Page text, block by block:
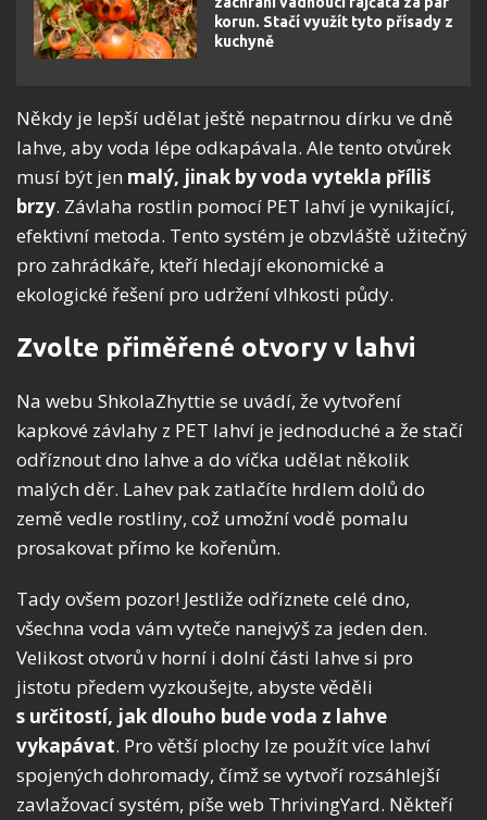
korun. Stačí využít tyto přísady z
kuchyně
Někdy je lepší udělat ještě nepatrnou dírku ve dně
lahve, aby voda lépe odkapávala. Ale tento otvůrek
musí být jen malý, jinak by voda vytekla příliš
brzy. Závlaha rostlin pomocí PET lahví je vynikající,
efektivní metoda. Tento systém je obzvláště užitečný
pro zahrádkáře, kteří hledají ekonomické a
ekologické řešení pro udržení vlhkosti půdy.
Zvolte přiměřené otvory v lahvi
Na webu ShkolaZhyttie se uvádí, že vytvoření
kapkové závlahy z PET lahví je jednoduché a že stačí
odříznout dno lahve a do víčka udělat několik
malých děr. Lahev pak zatlačíte hrdlem dolů do
země vedle rostliny, což umožní vodě pomalu
prosakovat přímo ke kořenům.
Tady ovšem pozor! Jestliže odříznete celé dno,
všechna voda vám vyteče nanejvýš za jeden den.
Velikost otvorů v horní i dolní části lahve si pro
jistotu předem vyzkoušejte, abyste věděli
s určitostí, jak dlouho bude voda z lahve
vykapávat. Pro větší plochy lze použít více lahví
spojených dohromady, čímž se vytvoří rozsáhlejší
zavlažovací systém, píše web ThrivingYard. Někteří